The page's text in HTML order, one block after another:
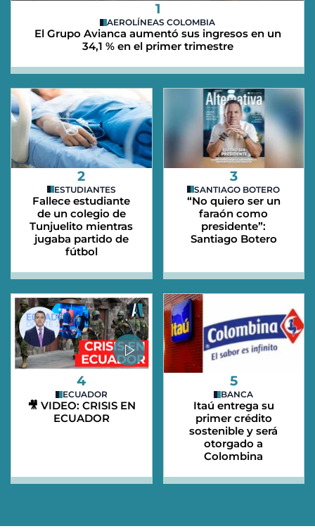
1
AEROLÍNEAS COLOMBIA
El Grupo Avianca aumentó sus ingresos en un
34,1 % en el primer trimestre
2
ESTUDIANTES
Fallece estudiante
de un colegio de
Tunjuelito mientras
jugaba partido de
fútbol
3
SANTIAGO BOTERO
“No quiero ser un
faraón como
presidente”:
Santiago Botero
4
ECUADOR
🎥 VIDEO: CRISIS EN
ECUADOR
5
BANCA
Itaú entrega su
primer crédito
sostenible y será
otorgado a
Colombina